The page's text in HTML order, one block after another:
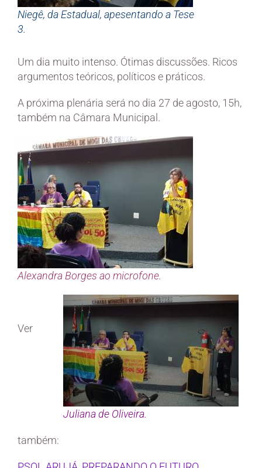
Niegê, da Estadual, apesentando a Tese
3.
Um dia muito intenso. Ótimas discussões. Ricos
argumentos teóricos, políticos e práticos.
A próxima plenária será no dia 27 de agosto, 15h,
também na Câmara Municipal.
Alexandra Borges ao microfone.
Juliana de Oliveira.
Ver
também: